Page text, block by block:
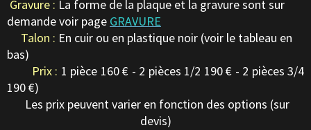
Gravure : La forme de la plaque et la gravure sont sur
demande voir page GRAVURE
Talon : En cuir ou en plastique noir (voir le tableau en
bas)
Prix : 1 pièce 160 € - 2 pièces 1/2 190 € - 2 pièces 3/4
190 €)
Les prix peuvent varier en fonction des options (sur
devis)